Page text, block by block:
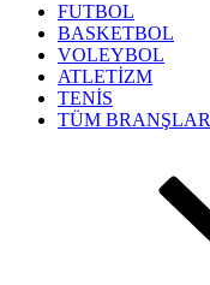
FUTBOL
BASKETBOL
VOLEYBOL
ATLETİZM
TENİS
TÜM BRANŞLAR